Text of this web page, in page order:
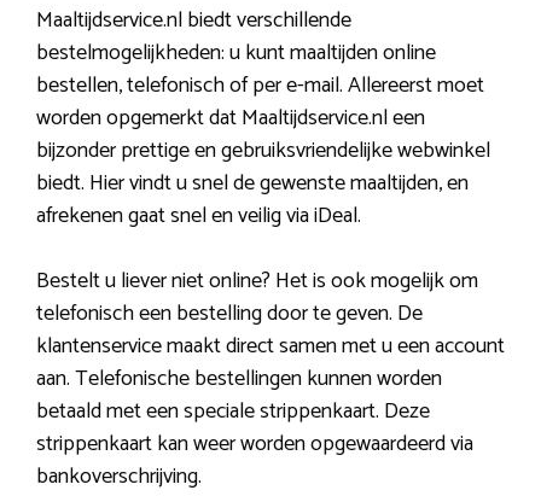
Maaltijdservice.nl biedt verschillende
bestelmogelijkheden: u kunt maaltijden online
bestellen, telefonisch of per e-mail. Allereerst moet
worden opgemerkt dat Maaltijdservice.nl een
bijzonder prettige en gebruiksvriendelijke webwinkel
biedt. Hier vindt u snel de gewenste maaltijden, en
afrekenen gaat snel en veilig via iDeal.
Bestelt u liever niet online? Het is ook mogelijk om
telefonisch een bestelling door te geven. De
klantenservice maakt direct samen met u een account
aan. Telefonische bestellingen kunnen worden
betaald met een speciale strippenkaart. Deze
strippenkaart kan weer worden opgewaardeerd via
bankoverschrijving.